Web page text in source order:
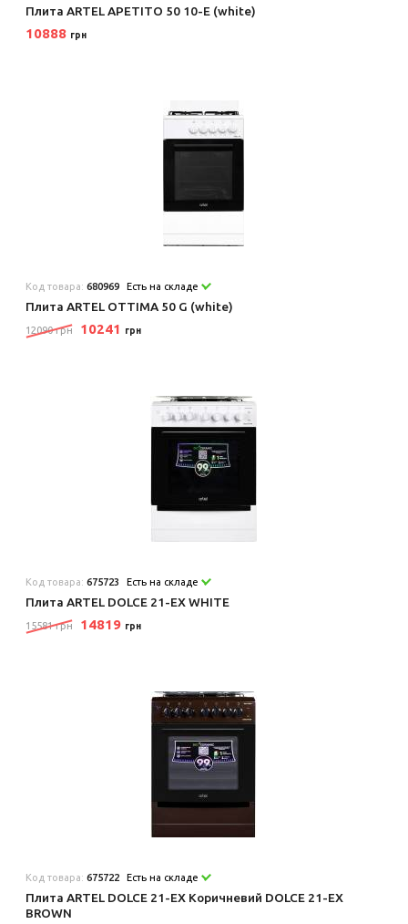
Плита ARTEL APETITO 50 10-E (white)
10888 грн
Код товара:680969 Есть на складе
Плита ARTEL OTTIMA 50 G (white)
12090 грн 10241 грн
Код товара:675723 Есть на складе
Плита ARTEL DOLCE 21-EX WHITE
15581 грн 14819 грн
Код товара:675722 Есть на складе
Плита ARTEL DOLCE 21-EX Коричневий DOLCE 21-EX
BROWN